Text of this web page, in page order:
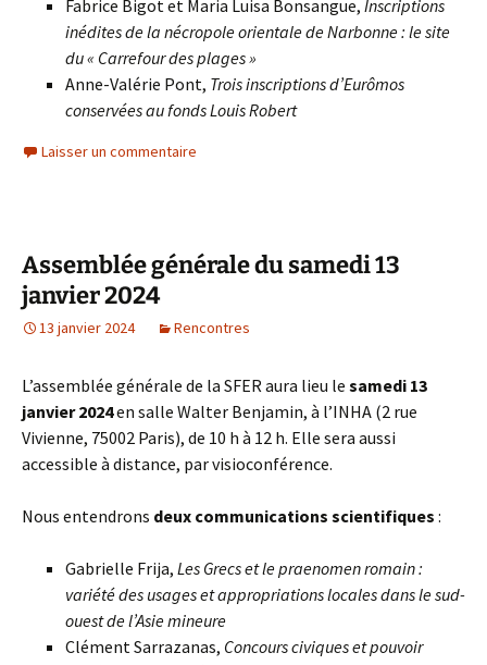
Fabrice Bigot et Maria Luisa Bonsangue, Inscriptions
inédites de la nécropole orientale de Narbonne : le site
du « Carrefour des plages »
Anne-Valérie Pont, Trois inscriptions d’Eurômos
conservées au fonds Louis Robert
Laisser un commentaire
Assemblée générale du samedi 13
janvier 2024
13 janvier 2024 Rencontres
L’assemblée générale de la SFER aura lieu le samedi 13
janvier 2024en salle Walter Benjamin, à l’INHA (2 rue
Vivienne, 75002 Paris), de 10 h à 12 h. Elle sera aussi
accessible à distance, par visioconférence.
Nous entendrons deux communications scientifiques :
Gabrielle Frija, Les Grecs et le praenomen romain :
variété des usages et appropriations locales dans le sud-
ouest de l’Asie mineure
Clément Sarrazanas, Concours civiques et pouvoir